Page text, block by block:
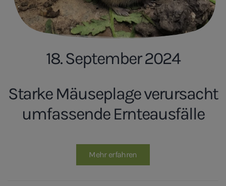
18. September 2024
Starke Mäuseplage verursacht
umfassende Ernteausfälle
Mehr erfahren